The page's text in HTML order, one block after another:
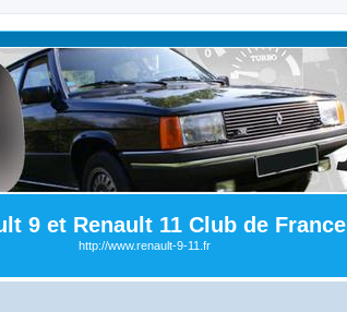
9 et Renault 11 Club de France
http://www.renault-9-11.fr